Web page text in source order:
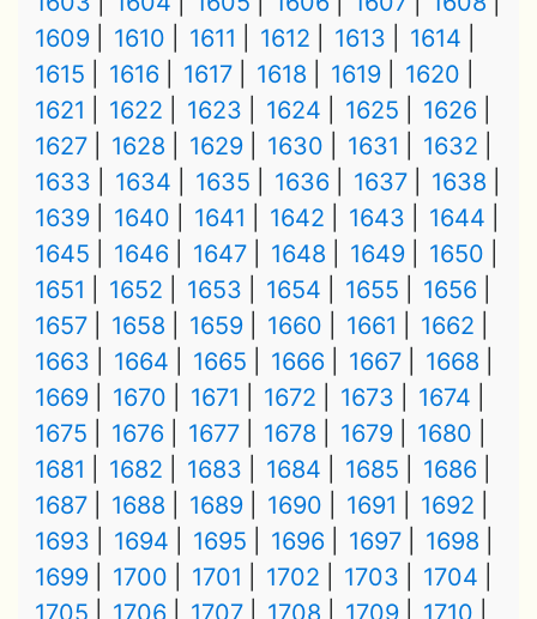
1609
1610 1611 1612 1613
1614
1615
1616 1617 1618 1619
1620
1621
1622 1623 1624 1625
1626
1627
1628 1629 1630 1631
1632
1633
1634 1635 1636 1637
1638
1639
1640 1641 1642 1643
1644
1645
1646 1647 1648 1649
1650
1651
1652 1653 1654 1655
1656
1657
1658 1659 1660 1661
1662
1663
1664 1665 1666 1667
1668
1669
1670 1671 1672 1673
1674
1675
1676 1677 1678 1679
1680
1681
1682 1683 1684 1685
1686
1687
1688 1689 1690 1691
1692
1693
1694 1695 1696 1697
1698
1699
1700 1701 1702 1703
1704
1705
1706 1707 1708 1709
1710